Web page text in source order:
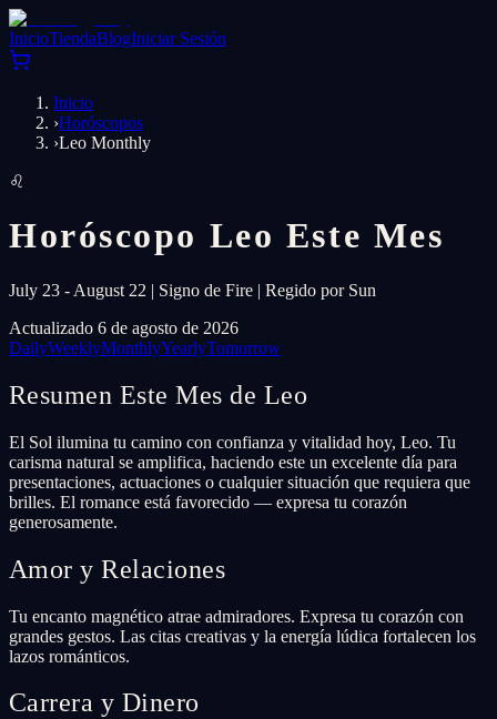
InicioTiendaBlogIniciar Sesión
Inicio
›Horóscopos
›Leo Monthly
♌
Horóscopo Leo Este Mes
July 23 - August 22 | Signo de Fire | Regido por Sun
Actualizado 6 de agosto de 2026
DailyWeeklyMonthlyYearlyTomorrow
Resumen Este Mes de Leo
El Sol ilumina tu camino con confianza y vitalidad hoy, Leo. Tu
carisma natural se amplifica, haciendo este un excelente día para
presentaciones, actuaciones o cualquier situación que requiera que
brilles. El romance está favorecido — expresa tu corazón
generosamente.
Amor y Relaciones
Tu encanto magnético atrae admiradores. Expresa tu corazón con
grandes gestos. Las citas creativas y la energía lúdica fortalecen los
lazos románticos.
Carrera y Dinero